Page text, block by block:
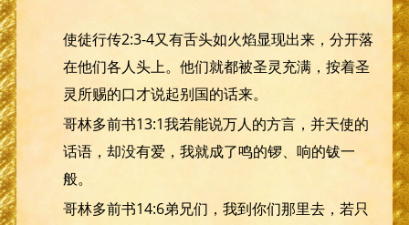
使徒行传2:3-4又有舌头如火焰显现出来，分开落
在他们各人头上。他们就都被圣灵充满，按着圣
灵所赐的口才说起别国的话来。
哥林多前书13:1我若能说万人的方言，并天使的
话语，却没有爱，我就成了鸣的锣、响的钹一
般。
哥林多前书14:6弟兄们，我到你们那里去，若只